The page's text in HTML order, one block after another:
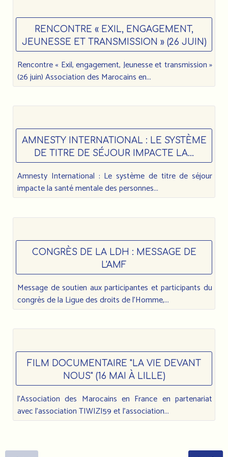
RENCONTRE « EXIL, ENGAGEMENT,
JEUNESSE ET TRANSMISSION » (26 JUIN)
Rencontre « Exil, engagement, Jeunesse et transmission »
(26 juin) Association des Marocains en...
AMNESTY INTERNATIONAL : LE SYSTÈME
DE TITRE DE SÉJOUR IMPACTE LA...
Amnesty International : Le système de titre de séjour
impacte la santé mentale des personnes...
CONGRÈS DE LA LDH : MESSAGE DE
L'AMF
Message de soutien aux participantes et participants du
congrès de la Ligue des droits de l’Homme,...
FILM DOCUMENTAIRE "LA VIE DEVANT
NOUS" (16 MAI À LILLE)
l'Association des Marocains en France en partenariat
avec l'association TIWIZI59 et l'association...